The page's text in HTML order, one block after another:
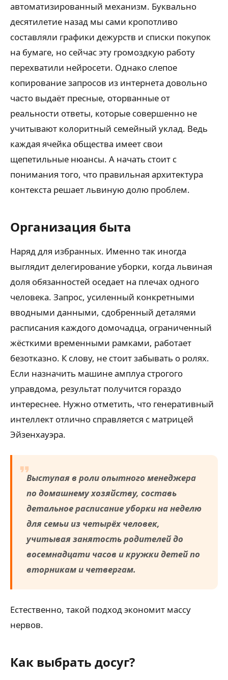
автоматизированный механизм. Буквально
десятилетие назад мы сами кропотливо
составляли графики дежурств и списки покупок
на бумаге, но сейчас эту громоздкую работу
перехватили нейросети. Однако слепое
копирование запросов из интернета довольно
часто выдаёт пресные, оторванные от
реальности ответы, которые совершенно не
учитывают колоритный семейный уклад. Ведь
каждая ячейка общества имеет свои
щепетильные нюансы. А начать стоит с
понимания того, что правильная архитектура
контекста решает львиную долю проблем.
Организация быта
Наряд для избранных. Именно так иногда
выглядит делегирование уборки, когда львиная
доля обязанностей оседает на плечах одного
человека. Запрос, усиленный конкретными
вводными данными, сдобренный деталями
расписания каждого домочадца, ограниченный
жёсткими временными рамками, работает
безотказно. К слову, не стоит забывать о ролях.
Если назначить машине амплуа строгого
управдома, результат получится гораздо
интереснее. Нужно отметить, что генеративный
интеллект отлично справляется с матрицей
Эйзенхауэра.
Выступая в роли опытного менеджера
по домашнему хозяйству, составь
детальное расписание уборки на неделю
для семьи из четырёх человек,
учитывая занятость родителей до
восемнадцати часов и кружки детей по
вторникам и четвергам.
Естественно, такой подход экономит массу
нервов.
Как выбрать досуг?